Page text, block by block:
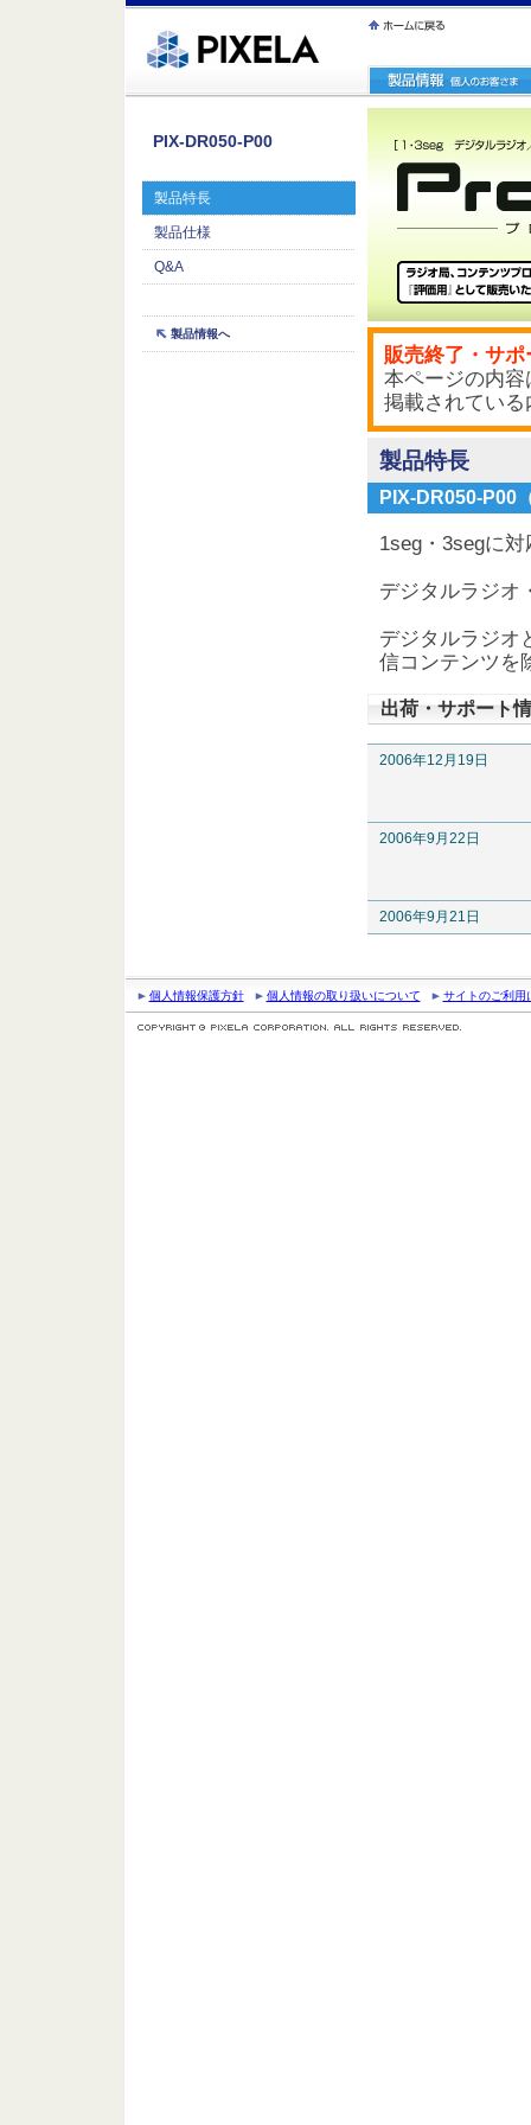
繝ｳ繧ｯ縺ｧ縺吶�
PIX-DR050-P00
製品特長
製品仕様
Q&A
製品情報へ
販売終了・サポ
本ページの内容
掲載されてい
製品特長
PIX-DR050-P00
1seg・3segに
デジタルラジオ
デジタルラジオ
信コンテンツを
出荷・サポート
2006年12月19日
2006年9月22日
2006年9月21日
個人情報保護方針 個人情報の取り扱いについて サイトのご利用